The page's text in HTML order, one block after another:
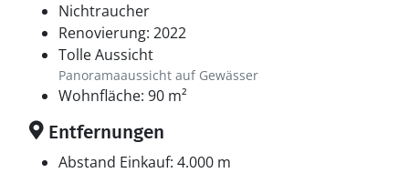
Nichtraucher
Renovierung: 2022
Tolle Aussicht
Panoramaaussicht auf Gewässer
Wohnfläche: 90 m²
Entfernungen
Abstand Einkauf: 4.000 m